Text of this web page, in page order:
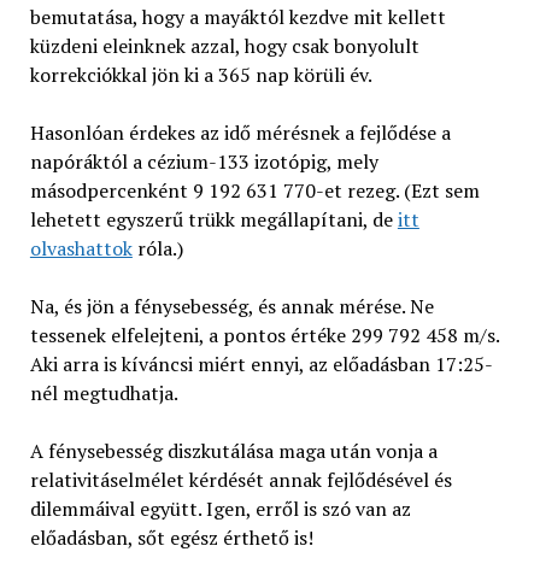
bemutatása, hogy a mayáktól kezdve mit kellett
küzdeni eleinknek azzal, hogy csak bonyolult
korrekciókkal jön ki a 365 nap körüli év.
Hasonlóan érdekes az idő mérésnek a fejlődése a
napóráktól a cézium-133 izotópig, mely
másodpercenként 9 192 631 770-et rezeg. (Ezt sem
lehetett egyszerű trükk megállapítani, deitt
olvashattokróla.)
Na, és jön a fénysebesség, és annak mérése. Ne
tessenek elfelejteni, a pontos értéke 299 792 458 m/s.
Aki arra is kíváncsi miért ennyi, az előadásban 17:25-
nél megtudhatja.
A fénysebesség diszkutálása maga után vonja a
relativitáselmélet kérdését annak fejlődésével és
dilemmáival együtt. Igen, erről is szó van az
előadásban, sőt egész érthető is!